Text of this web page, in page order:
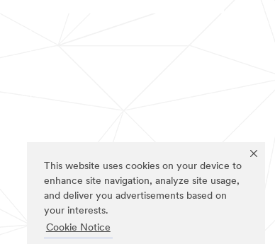
This website uses cookies on your device to
enhance site navigation, analyze site usage,
and deliver you advertisements based on
your interests.
Cookie Notice